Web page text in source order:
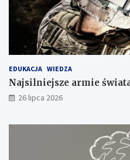
EDUKACJA WIEDZA
Najsilniejsze armie
26 lipca 2026